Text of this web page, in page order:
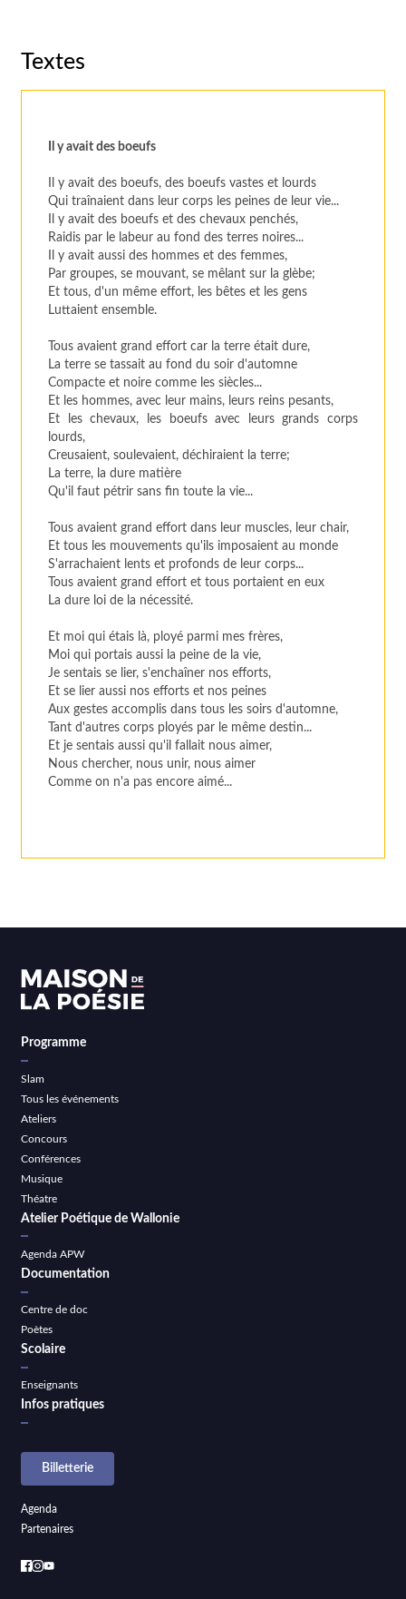
Textes
Il y avait des boeufs
Il y avait des boeufs, des boeufs vastes et lourds
Qui traînaient dans leur corps les peines de leur vie...
Il y avait des boeufs et des chevaux penchés,
Raidis par le labeur au fond des terres noires...
Il y avait aussi des hommes et des femmes,
Par groupes, se mouvant, se mêlant sur la glèbe;
Et tous, d'un même effort, les bêtes et les gens
Luttaient ensemble.
Tous avaient grand effort car la terre était dure,
La terre se tassait au fond du soir d'automne
Compacte et noire comme les siècles...
Et les hommes, avec leur mains, leurs reins pesants,
Et les chevaux, les boeufs avec leurs grands corps
lourds,
Creusaient, soulevaient, déchiraient la terre;
La terre, la dure matière
Qu'il faut pétrir sans fin toute la vie...
Tous avaient grand effort dans leur muscles, leur chair,
Et tous les mouvements qu'ils imposaient au monde
S'arrachaient lents et profonds de leur corps...
Tous avaient grand effort et tous portaient en eux
La dure loi de la nécessité.
Et moi qui étais là, ployé parmi mes frères,
Moi qui portais aussi la peine de la vie,
Je sentais se lier, s'enchaîner nos efforts,
Et se lier aussi nos efforts et nos peines
Aux gestes accomplis dans tous les soirs d'automne,
Tant d'autres corps ployés par le même destin...
Et je sentais aussi qu'il fallait nous aimer,
Nous chercher, nous unir, nous aimer
Comme on n'a pas encore aimé...
Programme
Slam
Tous les événements
Ateliers
Concours
Conférences
Musique
Théatre
Atelier Poétique de Wallonie
Agenda APW
Documentation
Centre de doc
Poètes
Scolaire
Enseignants
Infos pratiques
Billetterie
Agenda
Partenaires